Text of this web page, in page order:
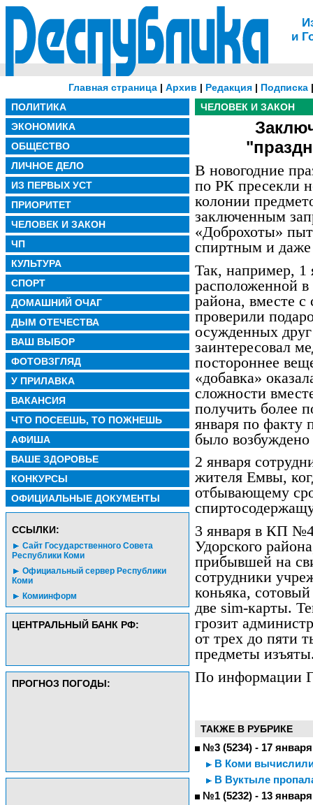
и
Главная страница | Архив | Редакция | Подписка
ПОЛИТИКА
ЭКОНОМИКА
ОБЩЕСТВО
ЛИЧНОЕ ДЕЛО
ИЗ ПЕРВЫХ УСТ
ПРИОРИТЕТ
ЧЕЛОВЕК И ЗАКОН
ЧП
КУЛЬТУРА
СПОРТ
ДОМАШНИЙ ОЧАГ
ДЫМ ОТЕЧЕСТВА
ВАШ ВЫБОР
ФОТОВЗГЛЯД
У ПРИЛАВКА
ВАКАНСИЯ
ЧТО ПОСЕЕШЬ, ТО ПОЖНЕШЬ
АФИША
ВАШЕ ЗДОРОВЬЕ
КОНКУРСЫ
ОФИЦИАЛЬНЫЕ ДОКУМЕНТЫ
CСЫЛКИ:
Сайт Государственного Совета
Республики Коми
Официальный сервер Республики
Коми
Комиинформ
ЦЕНТРАЛЬНЫЙ БАНК РФ:
ПРОГНОЗ ПОГОДЫ:
ЧЕЛОВЕК И ЗАКОН
В новогодние
по РК пресекли
колонии
заключенным
«Доброхоты»
спиртным и
Так, например,
расположенной в
района, вместе
проверили
осужденных
заинтересовал
постороннее
«добавка»
сложности
получить более
января по факту
было возбуждено
2 января
жителя Емвы,
отбывающему
3 января в КП
Удорского
прибывшей на
сотрудники
коньяка,
две sim-карты.
грозит
от трех до пяти
предметы
По
ТАКЖЕ В РУБРИКЕ
№3 (5234) - 17 января
В Коми вычислили
В Вуктыле
№1 (5232) - 13 января